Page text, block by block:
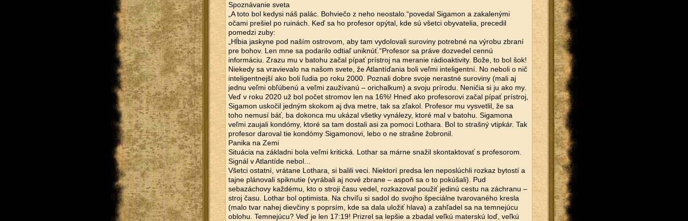
Spoznávanie sveta
„A toto bol kedysi náš palác. Bohviečo z neho neostalo.“povedal Sigamon a zakalenými
očami prešiel po ruinách. Keď sa ho profesor opýtal, kde sú všetci obyvatelia, precedil
pomedzi zuby:
„Hĺbia jaskyne pod naším ostrovom, aby tam vydolovali suroviny potrebné na výrobu zbraní
pre bohov. Len mne sa podarilo odtiaľ uniknúť.“Profesor sa práve dozvedel cennú
informáciu. Zrazu mu v batohu začal pípať prístroj na meranie rádioaktivity. Bože, to bol šok!
Niekedy sa vravievalo na našom svete, že Atlantíďania boli veľmi inteligentní. No neboli o nič
inteligentnejší ako boli ľudia po roku 2000. Poznali dobre svoje nerastné suroviny (mali aj
jednu veľmi obľúbenú a veľmi zaužívanú – orichalkum) a svoju prírodu. Neničia si ju ako my.
Veď v roku 2020 už bol počet stromov len na 16%! Hneď ako profesorovi začal pípať prístroj,
Sigamon uskočil jedným skokom aj dva metre, tak sa zľakol. Profesor mu vysvetlil, že sa
toho nemusí báť, ba dokonca mu ukázal všetky vynálezy, ktoré mal v batohu. Sigamona
veľmi zaujali kondómy, ktoré sa tam dostali asi za pomoci Lothara. Bol to strašný vtipkár. Tak
profesor daroval tie kondómy Sigamonovi, lebo o ne strašne žobronil.
Panika na Zemi
Situácia na základni bola veľmi kritická. Lothar sa márne snažil skontaktovať s profesorom.
Signál v Atlantíde nebol...
Všetci ostatní, vrátane Lothara, si balili veci. Niektorí predsa len neposlúchli rozkaz bytostí a
tajne plánovali spiknutie (vyrábali aj nové zbrane – aspoň sa o to pokúšali). Pud
sebazáchovy každému, kto o stroji času vedel, rozkazoval použiť jedinú cestu na záchranu –
stroj času. Lothar bol optimista. Na chvíľu si sadol do svojho špeciálne tvarovaného kresla
(malo tvar nahej dievčiny s poprsím, kde sa dala uložiť hlava) a zahľadel sa na temnejúcu
oblohu. Temnejúcu? Veď je len 17:19! Prizrel sa lepšie a zbadal veľkú materskú loď, veľkú